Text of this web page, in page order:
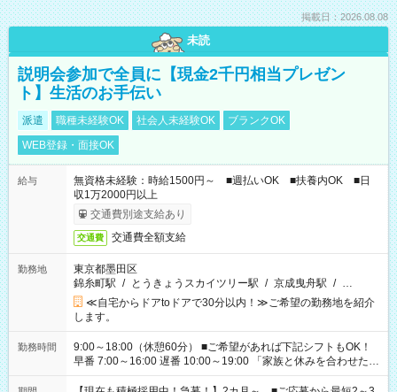
掲載日：2026.08.08
未読
説明会参加で全員に【現金2千円相当プレゼン
ト】生活のお手伝い
派遣 職種未経験OK 社会人未経験OK
ブランクOK
WEB登録・面接OK
給与
無資格未経験：時給1500円～ ■週払いOK ■扶養内OK ■日
収1万2000円以上
交通費別途支給あり
交通費 交通費全額支給
勤務地
東京都墨田区
錦糸町駅 / とうきょうスカイツリー駅 / 京成曳舟駅 / …
≪自宅からドアtoドアで30分以内！≫ご希望の勤務地を紹介
します。
勤務時間
9:00～18:00（休憩60分） ■ご希望があれば下記シフトもOK！
早番 7:00～16:00 遅番 10:00～19:00 「家族と休みを合わせた
い」 「余裕を持って夕飯の準備がしたい」 「できれば残業はし
たくない」 など、ご希望を教えてくださいね。 ※Wワーク希望